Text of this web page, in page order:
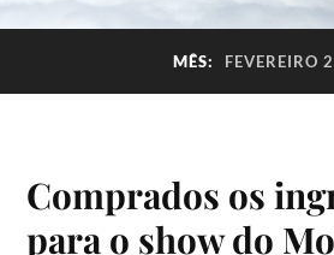
MÊS: FEVEREIRO
Comprados os
para o show do